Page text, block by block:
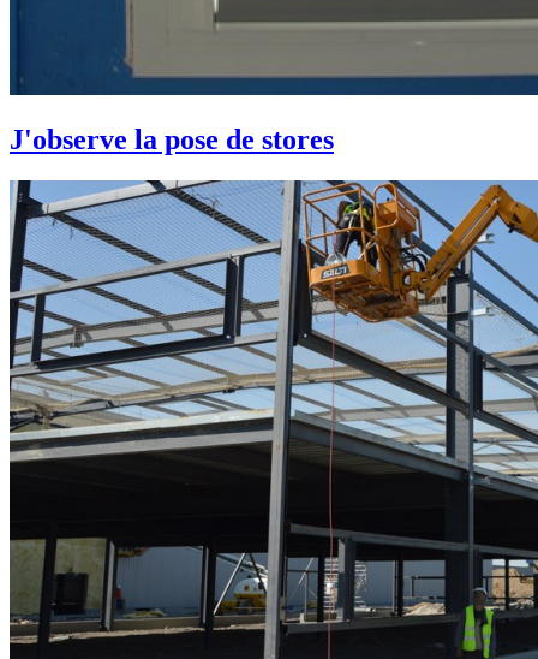
J'observe la pose de stores